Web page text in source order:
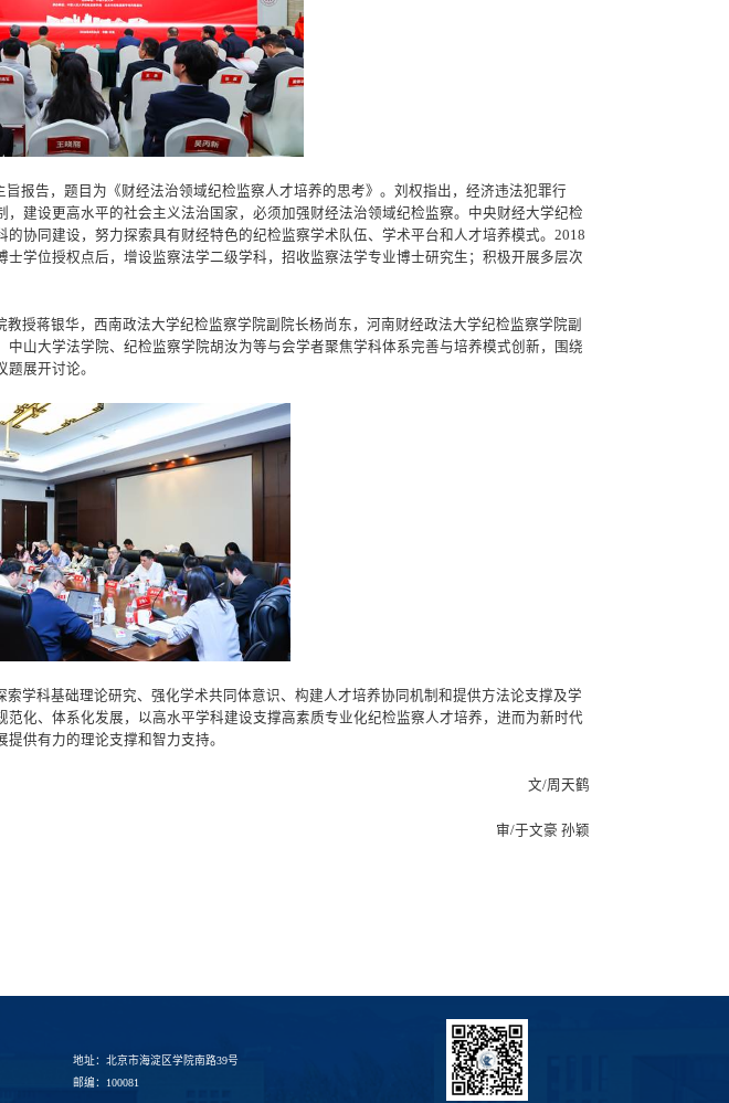
报告，题目为《财经法治领域纪检监察人才培养的思考》。刘权指出，经济违法犯罪行
建设更高水平的社会主义法治国家，必须加强财经法治领域纪检监察。中央财经大学纪检
协同建设，努力探索具有财经特色的纪检监察学术队伍、学术平台和人才培养模式。2018
学位授权点后，增设监察法学二级学科，招收监察法学专业博士研究生；积极开展多层次
教授蒋银华，西南政法大学纪检监察学院副院长杨尚东，河南财经政法大学纪检监察学院副
山大学法学院、纪检监察学院胡汝为等与会学者聚焦学科体系完善与培养模式创新，围绕
展开讨论。
学科基础理论研究、强化学术共同体意识、构建人才培养协同机制和提供方法论支撑及学
化、体系化发展，以高水平学科建设支撑高素质专业化纪检监察人才培养，进而为新时代
供有力的理论支撑和智力支持。
文/周天鹤
审/于文豪 孙颖
地址：北京市海淀区学院南路39号
邮编：100081